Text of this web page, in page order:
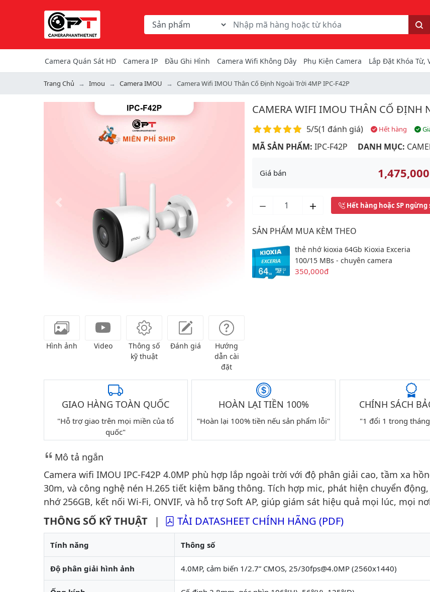
Chọn danh mục tìm kiếm
Từ khóa hoặc mã hàng
Tìm
Camera Quán Sát HD Camera IP Đầu Ghi Hình Camera Wifi Không Dây Phụ Kiện Camera Lắp Đặt Khóa Từ,
Trang Chủ Imou Camera IMOU Camera Wifi IMOU Thân Cố Định Ngoài Trời 4MP IPC-F42P
Hình ảnh Video
Thông số
kỹ thuật
Đánh giá
Hướng
dẫn cài
đặt
CAMERA WIFI IMOU THÂN CỐ ĐỊNH
Điểm đánh giá
5/5(1 đánh giá) Hết hàng
MÃ SẢN PHẨM: IPC-F42P DANH MỤC:
Giá bán
Hết hàng hoặc SP
SẢN PHẨM MUA KÈM THEO
thẻ nhớ kioxia 64Gb Kioxia Exceria
100/15 MBs - chuyên camera
350,000đ
GIAO HÀNG TOÀN QUỐC
"Hỗ trợ giao trên mọi miền của tổ
quốc"
HOÀN LẠI TIỀN 100%
"Hoàn lại 100% tiền nếu sản phẩm lỗi"
CHÍNH SÁCH
"1 đổi 1 trong
Mô tả ngắn
Camera wifi IMOU IPC-F42P 4.0MP phù hợp lắp ngoài trời với độ phân giải cao, tầm xa
30m, và công nghệ nén H.265 tiết kiệm băng thông. Tích hợp mic, phát hiện chuyển
nhớ 256GB, kết nối Wi-Fi, ONVIF, và hỗ trợ Soft AP, giúp giám sát hiệu quả mọi lúc, mọi
THÔNG SỐ KỸ THUẬT | TẢI DATASHEET CHÍNH HÃNG (PDF)
Tính năng Thông số
Độ phân giải hình ảnh 4.0MP, cảm biến 1/2.7” CMOS, 25/30fps@4.0MP (2560x1440)